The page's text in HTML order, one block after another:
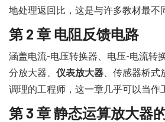
地处理返回比，这是与许多教材最不
第 2 章 电阻反馈电路
涵盖电流-电压转换器、电压-电流转
分放大器、 仪表放大器 、传感器桥
调理的工程师，这一章几乎可以当作
第 3 章 静态运算放大器